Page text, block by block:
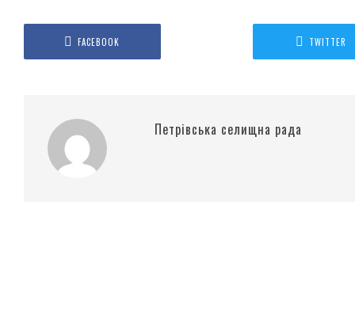
FACEBOOK TWITTER
Петрівська селищна рада